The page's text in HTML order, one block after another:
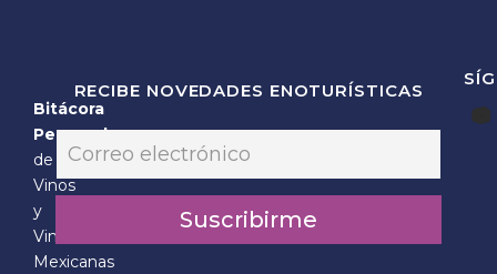
Bitácora
Personal
de
Vinos
y
Vinícolas
Mexicanas
RECIBE NOVEDADES ENOTURÍSTICAS
m
i
*
m
a
i
*
Suscribirme